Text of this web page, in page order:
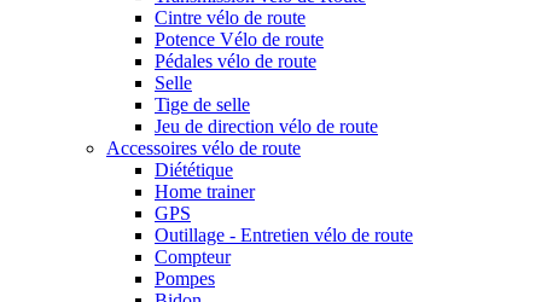
Cintre vélo de route
Potence Vélo de route
Pédales vélo de route
Selle
Tige de selle
Jeu de direction vélo de route
Accessoires vélo de route
Diététique
Home trainer
GPS
Outillage - Entretien vélo de route
Compteur
Pompes